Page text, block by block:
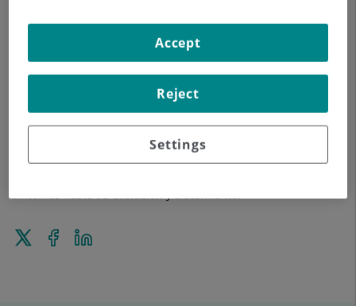
QUIRÓNSALUD
El párkinson es una enfermedad neurodegenerativa que
afecta principalmente al movimiento, pero también tiene un
impacto significativo en la autonomía y la calidad de vida de
quienes la padecen. En este vídeo de YouHealth, especialistas
del Hospital Universitario Fundación Jiménez Díaz y del
Hospital Ruber Internacional abordan de forma clara y
síntomas hasta su evolución y tratamiento.
Enviar
Compartir
en
Settings
Reject
Accept